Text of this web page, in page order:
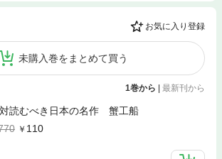
お気に入り登録
未購入巻をまとめて買う
1巻から 最新刊から
読むべき日本の名作 蟹工船
110